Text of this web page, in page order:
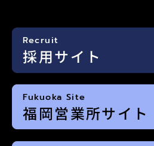
Recruit
採用サイト
Fukuoka Site
福岡営業所サイト